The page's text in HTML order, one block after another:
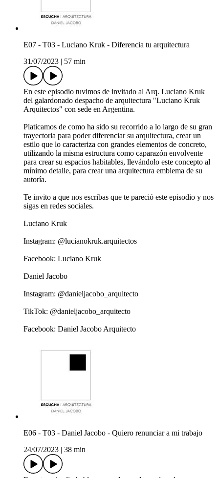
E07 - T03 - Luciano Kruk - Diferencia tu arquitectura
31/07/2023
57 min
En este episodio tuvimos de invitado al Arq. Luciano Kruk
del galardonado despacho de arquitectura "Luciano Kruk
Arquitectos" con sede en Argentina.
Platicamos de como ha sido su recorrido a lo largo de su gran
trayectoria para poder diferenciar su arquitectura, crear un
estilo que lo caracteriza con grandes elementos de concreto,
utilizando la misma estructura como caparazón envolvente
para crear su espacios habitables, llevándolo este concepto al
mínimo detalle, para crear una arquitectura emblema de su
autoría.
Te invito a que nos escribas que te pareció este episodio y nos
sigas en redes sociales.
Luciano Kruk
Instagram: @lucianokruk.arquitectos
Facebook: Luciano Kruk
Daniel Jacobo
Instagram: @danieljacobo_arquitecto
TikTok: @danieljacobo_arquitecto
Facebook: Daniel Jacobo Arquitecto
E06 - T03 - Daniel Jacobo - Quiero renunciar a mi trabajo
24/07/2023
38 min